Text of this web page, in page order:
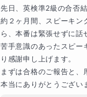
先日、英検準2級の合否
約２ヶ月間、スピーキン
ら、本番は緊張せずに話
苦手意識のあったスピー
り感謝申し上げます。
まずは合格のご報告と、
本当にありがとうござい